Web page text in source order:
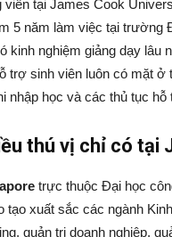
viên tại James Cook
5 năm làm việc tại
kinh nghiệm giảng dạy
trợ sinh viên luôn có mặt
nhập học và các thủ tục
thú vị chỉ có tại
trực thuộc Đại học
tạo xuất sắc các ngành
quản trị doanh nghiệp,